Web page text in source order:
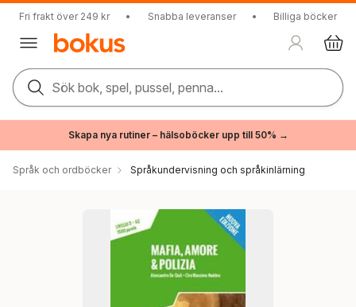
Fri frakt över 249 kr • Snabba leveranser • Billiga böcker
Sök bok, spel, pussel, penna...
Skapa nya rutiner – hälsoböcker upp till 50% →
Språk och ordböcker Språkundervisning och språkinlärning